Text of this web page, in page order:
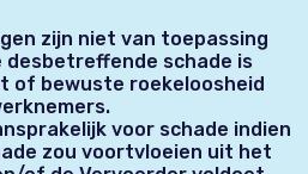
zijn niet van toepassing
desbetreffende schade is
of bewuste roekeloosheid
voor schade indien
zou voortvloeien uit het